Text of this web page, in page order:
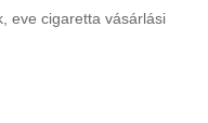
eve cigaretta vásárlási